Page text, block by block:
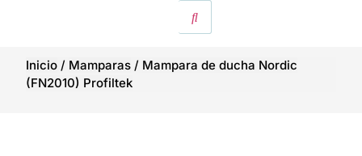
Inicio / Mamparas / Mampara de ducha Nordic
(FN2010) Profiltek